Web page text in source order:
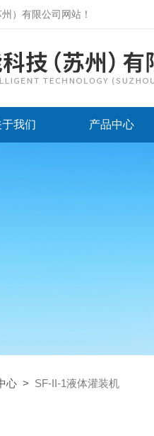
）有限公司网站！
于我们 产品中心
心 > SF-II-1液体灌装机